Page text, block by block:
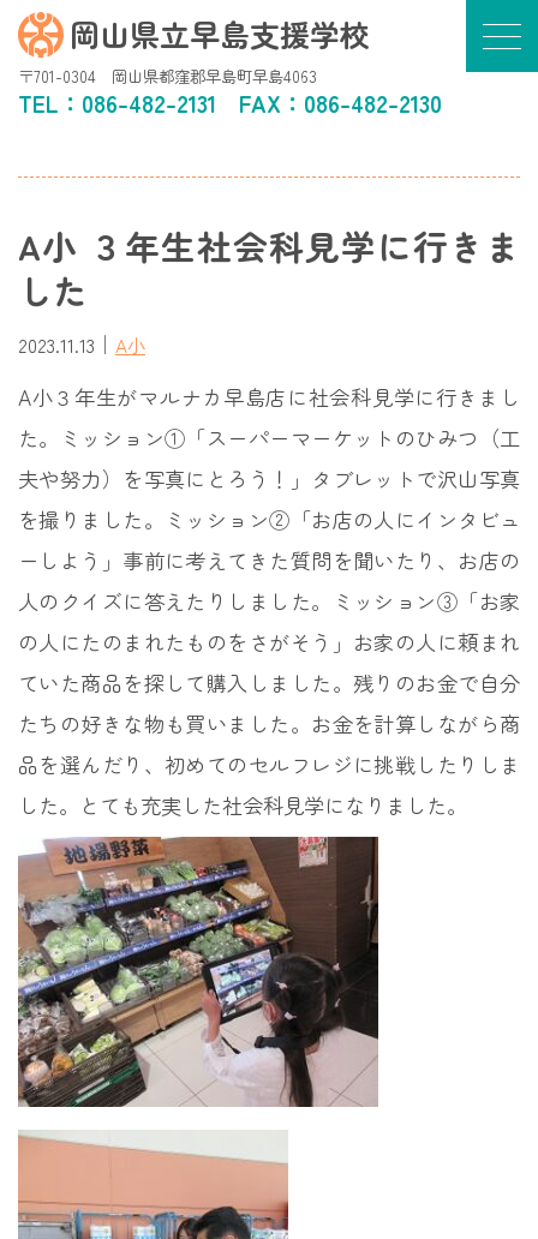
岡山県立早島支援学校
〒701-0304 岡山県都窪郡早島町早島4063
TEL： 086-482-2131 FAX：086-482-2130
A小 ３年生社会科見学に行きま
した
2023.11.13 ｜ A小
A小３年生がマルナカ早島店に社会科見学に行きまし
た。ミッション①「スーパーマーケットのひみつ（工
夫や努力）を写真にとろう！」タブレットで沢山写真
を撮りました。ミッション②「お店の人にインタビュ
ーしよう」事前に考えてきた質問を聞いたり、お店の
人のクイズに答えたりしました。ミッション③「お家
の人にたのまれたものをさがそう」お家の人に頼まれ
ていた商品を探して購入しました。残りのお金で自分
たちの好きな物も買いました。お金を計算しながら商
品を選んだり、初めてのセルフレジに挑戦したりしま
した。とても充実した社会科見学になりました。